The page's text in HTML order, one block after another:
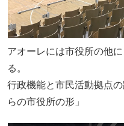
アオーレには市役所の他に
る。
行政機能と市民活動拠点
らの市役所の形」